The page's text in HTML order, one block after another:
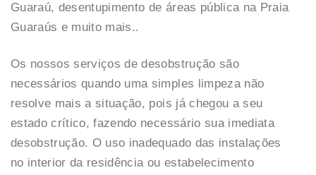
Guaraú, desentupimento de áreas pública na Praia
Guaraús e muito mais..
Os nossos serviços de desobstrução são
necessários quando uma simples limpeza não
resolve mais a situação, pois já chegou a seu
estado crítico, fazendo necessário sua imediata
desobstrução. O uso inadequado das instalações
no interior da residência ou estabelecimento